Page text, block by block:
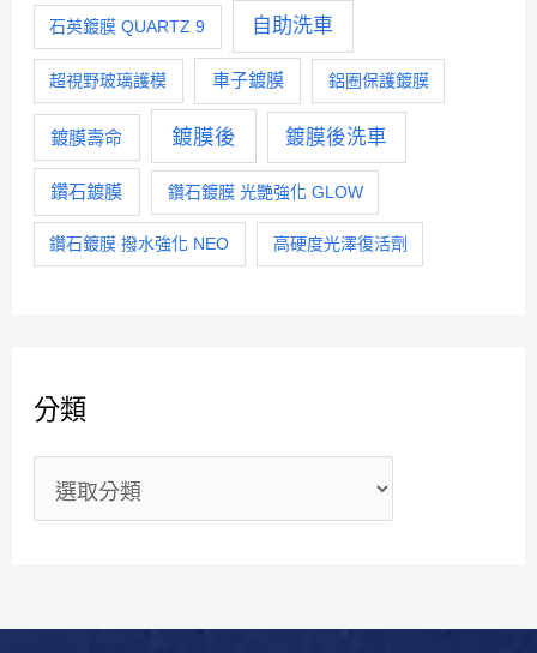
石英鍍膜 QUARTZ 9 自助洗車
超視野玻璃護模 車子鍍膜 鋁圈保護鍍膜
鍍膜壽命 鍍膜後 鍍膜後洗車
鑽石鍍膜 鑽石鍍膜 光艷強化 GLOW
鑽石鍍膜 撥水強化 NEO 高硬度光澤復活劑
分類